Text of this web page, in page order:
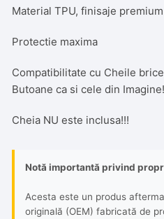
Material TPU, finisaje premium
Protectie maxima
Compatibilitate cu Cheile
Butoane ca si cele din Imagine!
Cheia NU este inclusa!!!
Notă importantă privind
Acesta este un produs
originală (OEM) fabricată de